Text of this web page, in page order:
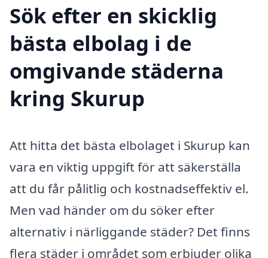
Sök efter en skicklig
bästa elbolag i de
omgivande städerna
kring Skurup
Att hitta det bästa elbolaget i Skurup kan
vara en viktig uppgift för att säkerställa
att du får pålitlig och kostnadseffektiv el.
Men vad händer om du söker efter
alternativ i närliggande städer? Det finns
flera städer i området som erbjuder olika